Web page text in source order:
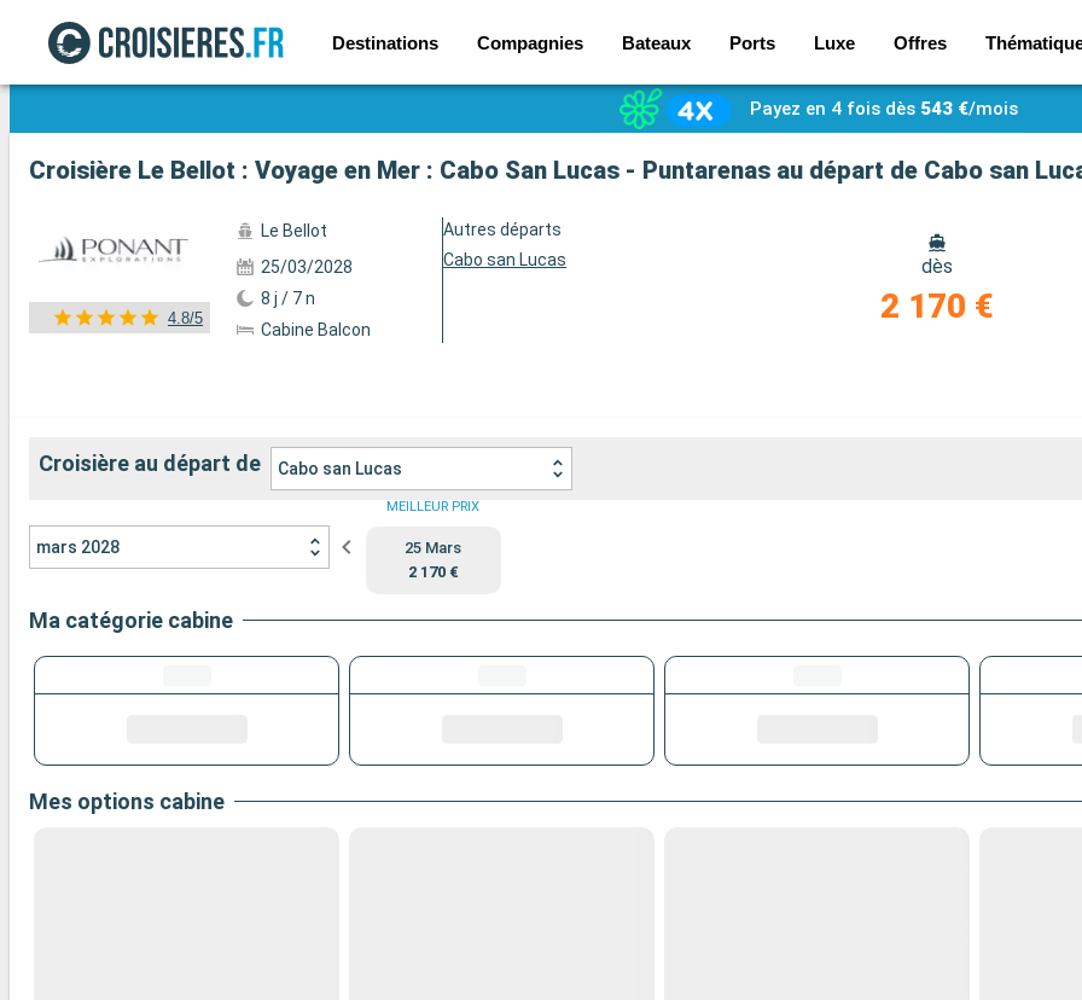
Destinations Compagnies Bateaux Ports Luxe Offres
Voir les 78 autres photos
Payez en 4 fois dès 543 €/mois
Croisière Le Bellot : Voyage en Mer : Cabo San Lucas - Puntarenas au départ de Cabo san
4.8/5
Le Bellot
25/03/2028
8 j / 7 n
Cabine Balcon
Autres départs
Cabo san Lucas
dès
2 170 €
Croisière au départ de Cabo san Lucas
mars 2028
MEILLEUR PRIX
25 Mars
2 170 €
Ma catégorie cabine
Mes options cabine